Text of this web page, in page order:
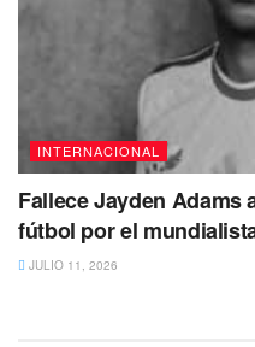
INTERNACIONAL
Fallece Jayden Adams
fútbol por el
JULIO 11, 2026